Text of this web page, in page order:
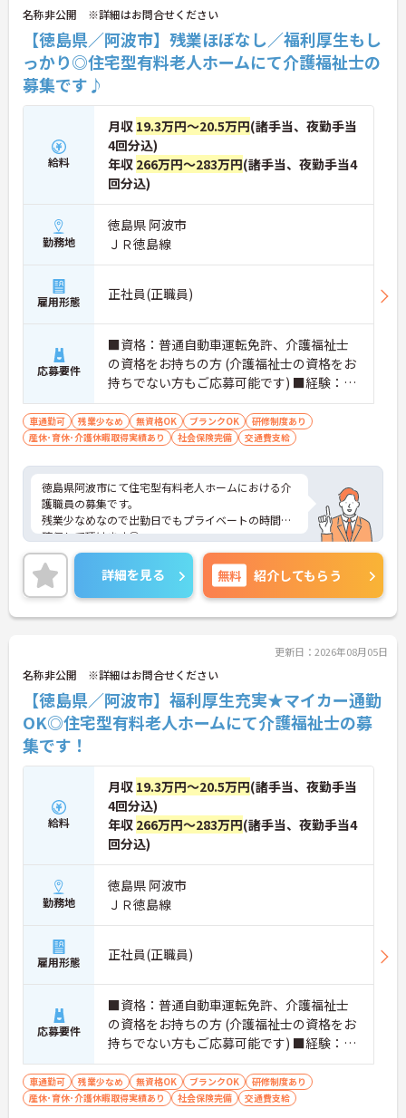
名称非公開 ※詳細はお問合せください
【徳島県／阿波市】残業ほぼなし／福利厚生もし
っかり◎住宅型有料老人ホームにて介護福祉士の
募集です♪
給料
月収 19.3万円～20.5万円(諸手当、夜勤手当
4回分込)
年収 266万円～283万円(諸手当、夜勤手当4
回分込)
勤務地
徳島県 阿波市
ＪＲ徳島線
雇用形態 正社員(正職員)
応募要件
■資格：普通自動車運転免許、介護福祉士
の資格をお持ちの方 (介護福祉士の資格をお
持ちでない方もご応募可能です) ■経験：不
問
車通勤可 残業少なめ 無資格OK ブランクOK
研修制度あり
産休･育休･介護休暇取得実績あり
社会保険完備 交通費支給
徳島県阿波市にて住宅型有料老人ホームにおける介
護職員の募集です。
残業少なめなので出勤日でもプライベートの時間を
確保して頂けます◎
社会保険をはじめ、育児休暇、介護休暇制度など福
利厚生もしっかり★安心して働ける環境が整ってい
ます！
ご興味ある方には、面接対策ポイントなど、詳細を
お話しいたしますのでお気軽にご相談ください。
詳細を見る 無料 紹介してもらう
更新日：2026年08月05日
名称非公開 ※詳細はお問合せください
【徳島県／阿波市】福利厚生充実★マイカー通勤
OK◎住宅型有料老人ホームにて介護福祉士の募
集です！
給料
月収 19.3万円～20.5万円(諸手当、夜勤手当
4回分込)
年収 266万円～283万円(諸手当、夜勤手当4
回分込)
勤務地
徳島県 阿波市
ＪＲ徳島線
雇用形態 正社員(正職員)
応募要件
■資格：普通自動車運転免許、介護福祉士
の資格をお持ちの方 (介護福祉士の資格をお
持ちでない方もご応募可能です) ■経験：不
問
車通勤可 残業少なめ 無資格OK ブランクOK
研修制度あり
産休･育休･介護休暇取得実績あり
社会保険完備 交通費支給